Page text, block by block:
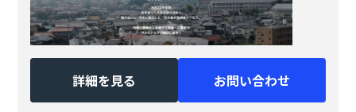
詳細を見る お問い合わせ